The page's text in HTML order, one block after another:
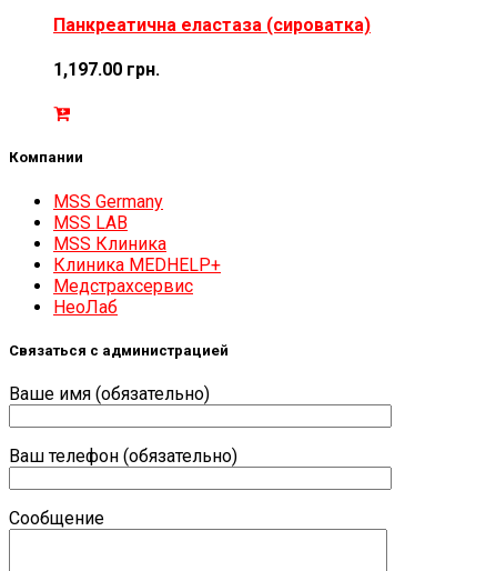
Панкреатична еластаза (сироватка)
1,197.00 грн.
Компании
MSS Germany
MSS LAB
MSS Клиника
Клиника MEDHELP+
Медстрахсервис
НеоЛаб
Связаться с администрацией
Ваше имя (обязательно)
Ваш телефон (обязательно)
Сообщение